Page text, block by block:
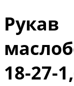
Рукав
18-27-